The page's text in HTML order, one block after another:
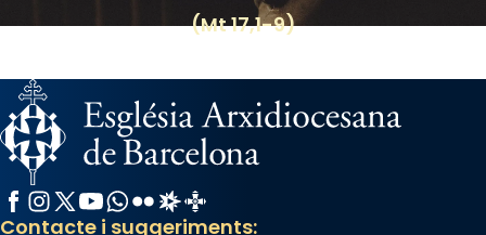
(Mt 17,1-9)
Facebook
Instagram
X / Twitter
YouTube
WhatsApp
FlickrRadio Estel
Catalunya Cristiana
Contacte i suggeriments: